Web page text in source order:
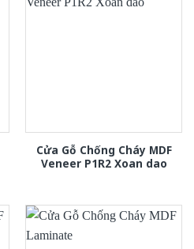
Cửa Gỗ Chống Cháy MDF
Veneer P1R2 Xoan dao